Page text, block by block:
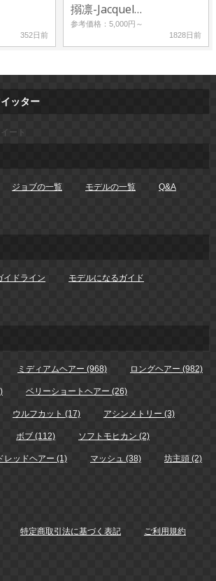
352日前
搦凛-Jacquel…
参考価格：5,000円～
1828日前
ッター
ート
ジョブの一覧 モデルの一覧 Q&A
イドライン モデルになるガイド
ミディアムヘアー (968) ロングヘアー (982)
ベリーショートヘアー (26)
ウルフカット (17) アシンメトリー (3)
ボブ (112) ソフトモヒカン (2)
レッドヘアー (1) マッシュ (38) 坊主頭 (2)
特定商取引法に基づく表記 ご利用規約